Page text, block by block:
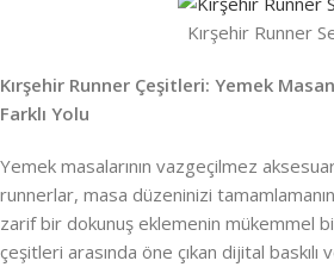
Kırşehir Runner
Kırşehir Runner Çeşitleri: Yemek
Farklı Yolu
Yemek masalarının vazgeçilmez
runnerlar, masa düzeninizi
zarif bir dokunuş eklemenin mükemmel
çeşitleri arasında öne çıkan dijital